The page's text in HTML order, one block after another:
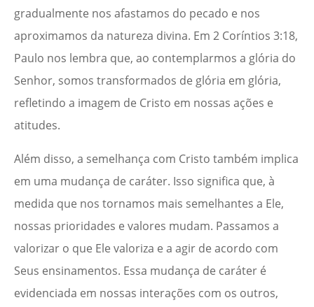
gradualmente nos afastamos do pecado e nos
aproximamos da natureza divina. Em 2 Coríntios 3:18,
Paulo nos lembra que, ao contemplarmos a glória do
Senhor, somos transformados de glória em glória,
refletindo a imagem de Cristo em nossas ações e
atitudes.
Além disso, a semelhança com Cristo também implica
em uma mudança de caráter. Isso significa que, à
medida que nos tornamos mais semelhantes a Ele,
nossas prioridades e valores mudam. Passamos a
valorizar o que Ele valoriza e a agir de acordo com
Seus ensinamentos. Essa mudança de caráter é
evidenciada em nossas interações com os outros,